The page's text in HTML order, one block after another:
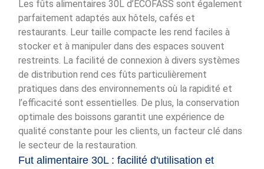
Les fûts alimentaires 30L d’ECOFASS sont également
parfaitement adaptés aux hôtels, cafés et
restaurants. Leur taille compacte les rend faciles à
stocker et à manipuler dans des espaces souvent
restreints. La facilité de connexion à divers systèmes
de distribution rend ces fûts particulièrement
pratiques dans des environnements où la rapidité et
l’efficacité sont essentielles. De plus, la conservation
optimale des boissons garantit une expérience de
qualité constante pour les clients, un facteur clé dans
le secteur de la restauration.
Fut alimentaire 30L : facilité d'utilisation et